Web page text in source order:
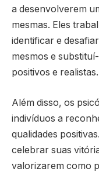
a desenvolverem
mesmas. Eles
identificar e
mesmos e
positivos e realistas.
Além disso, os
indivíduos a
qualidades
celebrar suas
valorizarem como